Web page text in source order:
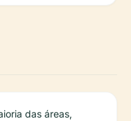
das áreas,